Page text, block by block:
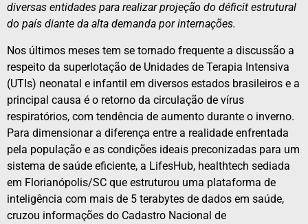
diversas entidades para realizar projeção do déficit estrutural
do país diante da alta demanda por internações.
Nos últimos meses tem se tornado frequente a discussão a
respeito da superlotação de Unidades de Terapia Intensiva
(UTIs) neonatal e infantil em diversos estados brasileiros e a
principal causa é o retorno da circulação de vírus
respiratórios, com tendência de aumento durante o inverno.
Para dimensionar a diferença entre a realidade enfrentada
pela população e as condições ideais preconizadas para um
sistema de saúde eficiente, a LifesHub, healthtech sediada
em Florianópolis/SC que estruturou uma plataforma de
inteligência com mais de 5 terabytes de dados em saúde,
cruzou informações do Cadastro Nacional de